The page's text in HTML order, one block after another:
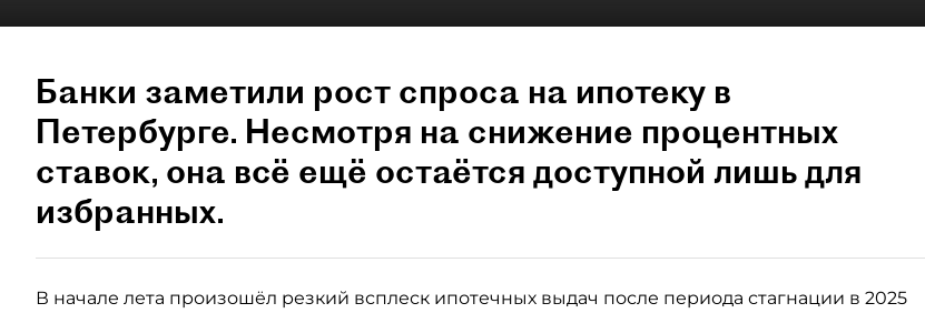
Банки заметили рост спроса на ипотеку в
Петербурге. Несмотря на снижение процентных
ставок, она всё ещё остаётся доступной лишь для
избранных.
В начале лета произошёл резкий всплеск ипотечных выдач после периода стагнации в 2025